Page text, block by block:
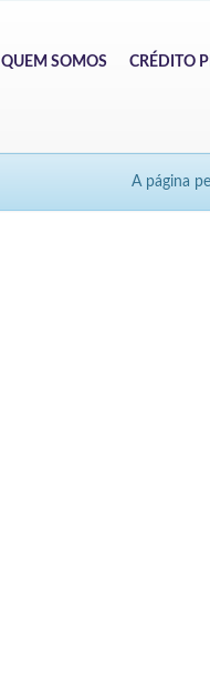
QUEM SOMOS CRÉDITO
A página